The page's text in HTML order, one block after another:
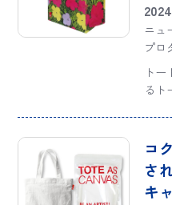
ニュ
プロ
ト
るト
ロダ
い
& […]
コ
さ
キ